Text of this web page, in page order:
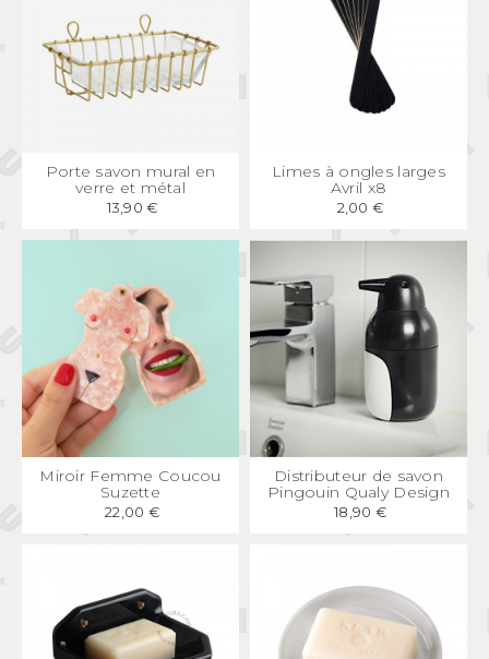
APERÇU RAPIDE
Porte savon mural en
verre et métal
13,90 €
APERÇU RAPIDE
Limes à ongles larges
Avril x8
2,00 €
APERÇU RAPIDE
Miroir Femme Coucou
Suzette
22,00 €
APERÇU
Distributeur de savon
Pingouin Qualy Design
18,90 €